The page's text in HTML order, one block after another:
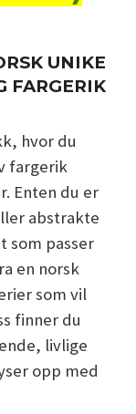
UNIKE
FARGERIK
hvor du
fargerik
Enten du er
abstrakte
som passer
en norsk
som vil
finner du
livlige
opp med